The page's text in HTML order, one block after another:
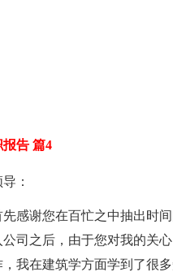
报告 篇4
：
感谢您在百忙之中抽出时
司之后，由于您对我的关
我在建筑学方面学到了很